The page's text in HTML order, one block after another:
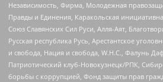
Независимость, Фирма, Молодежная
Правды и Единения, Каракольская
Союз Славянских Сил Руси, Алля-Аят,
Русская республика Русь, Арестантское
и свобода, Нация и свобода, W.H.С., Фалунь
Патриотический клуб-Новокузнецк/РПК,
борьбы с коррупцией, Фонд защиты прав